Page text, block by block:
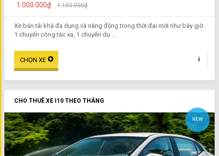
1.000.000₫ 1.100.000₫
Xe bán tải khá đa dụng và năng động trong thời đại mới như bây giờ.
1 chuyến công tác xa, 1 chuyến du ...
CHO THUÊ XE I10 THEO THÁNG
NEW